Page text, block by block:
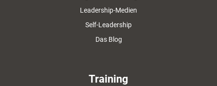
Leadership-Medien
Self-Leadership
Das Blog
Training